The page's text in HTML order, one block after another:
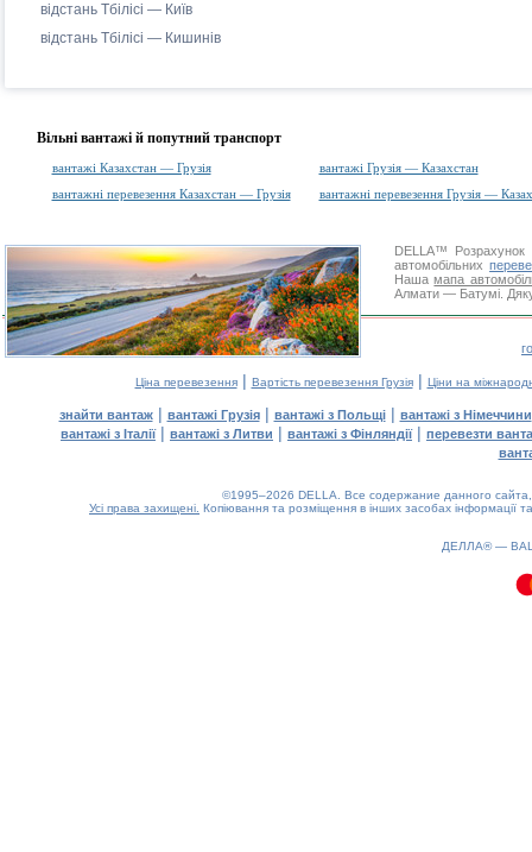
відстань Тбілісі — Київ
відстань Тбілісі — Кишинів
Вільні вантажі й попутний транспорт
вантажі Казахстан — Грузія
вантажі Грузія — Казахстан
вантажні перевезення Казахстан — Грузія
вантажні перевезення Грузія —
DELLA™ Розрахунок
автомобільних
Нашамапа
Алмати — Батумі.
Ціна перевезення| Вартість перевезення Грузія| Ціни на
знайти вантаж| вантажі Грузія| вантажі з Польщі| вантажі з Німеччини
вантажі з Італії| вантажі з Литви | вантажі з Фінляндії| перевезти
©1995–2026 DELLA. Все содержание данного
Усі права захищені. Копіювання та розміщення в інших засобах інформації
ДЕЛЛА® —